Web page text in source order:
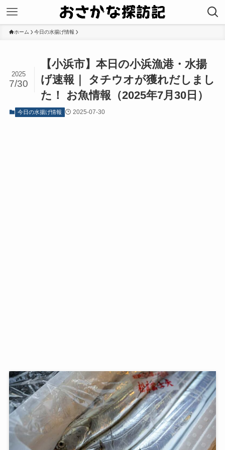
ホーム 今日の水揚げ情報
【小浜市】本日の小浜漁港・水揚
げ速報｜ タチウオが獲れだしまし
た！ お魚情報（2025年7月30日）
2025
7/30
今日の水揚げ情報 2025-07-30